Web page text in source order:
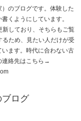
のブログです。体験した
くようにしています。
しており、そちらもご覧
ため、見たい人だけが受
ます。時代に合わない古
連絡先はこちら→
ログ